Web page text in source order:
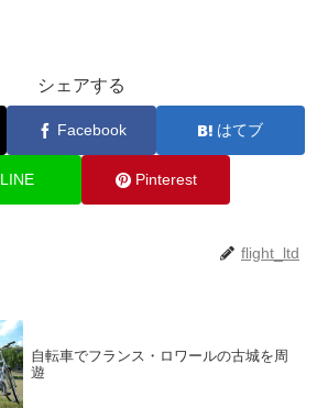
シェアする
Facebook はてブ
LINE Pinterest
flight_ltd
自転車でフランス・ロワールの古城を周
遊